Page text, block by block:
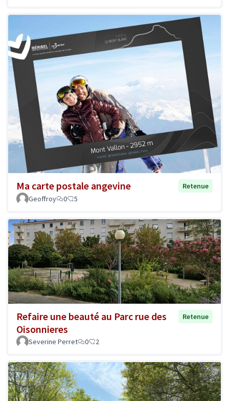
Ma carte postale angevine
Retenue
Geoffroy
0 5
Refaire une beauté au Parc rue des
Oisonnieres
Retenue
Severine Perret 0 2